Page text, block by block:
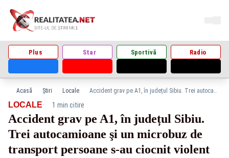
Plus Star Sportivă Radio
Acasă Știri Locale Accident grav pe A1, în județul Sibiu. Trei autocamioane şi un microbuz de transport persoane s-au ciocnit violent
LOCALE· 1 min citire
Accident grav pe A1, în județul Sibiu.
Trei autocamioane şi un microbuz de
transport persoane s-au ciocnit violent